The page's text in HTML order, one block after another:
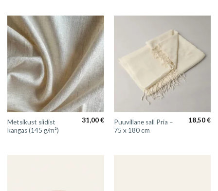
Metsikust siidist
kangas (145 g/m²)
31,00€
Puuvillane sall Pria –
75 x 180 cm
18,50€